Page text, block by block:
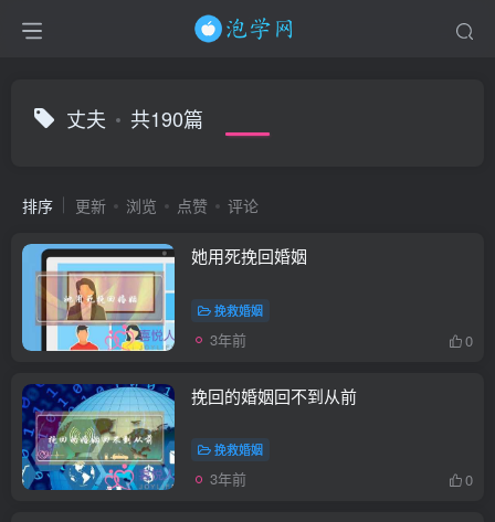
丈夫 共190篇
排序 更新 浏览 点赞 评论
她用死挽回婚姻
挽救婚姻
3年前 0
挽回的婚姻回不到从前
挽救婚姻
3年前 0